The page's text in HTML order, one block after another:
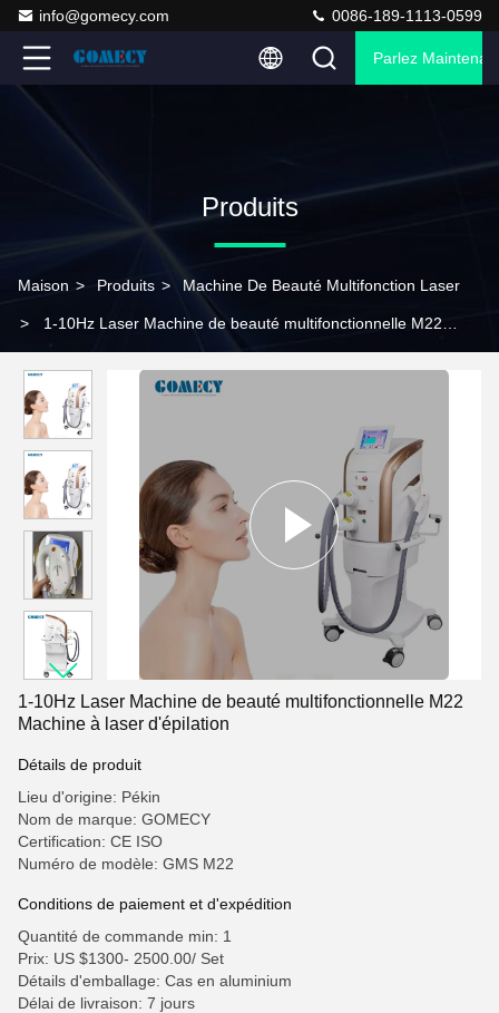
info@gomecy.com 0086-189-1113-0599
Parlez
Produits
Maison > Produits > Machine De Beauté Multifonction Laser
> 1-10Hz Laser Machine de beauté multifonctionnelle M22
1-10Hz Laser Machine de beauté multifonctionnelle M22
Machine à laser d'épilation
Détails de produit
Lieu d'origine: Pékin
Nom de marque: GOMECY
Certification: CE ISO
Numéro de modèle: GMS M22
Conditions de paiement et d'expédition
Quantité de commande min: 1
Prix: US $1300- 2500.00/ Set
Détails d'emballage: Cas en aluminium
Délai de livraison: 7 jours